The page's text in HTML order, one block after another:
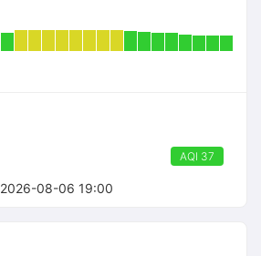
2026-08-06 19:00
AQI 37